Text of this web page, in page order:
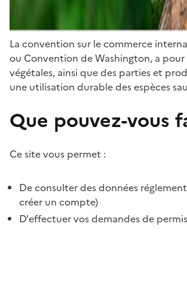
La convention sur le commerce
ou Convention de Washington, a
végétales, ainsi que des parties et
une utilisation durable des espèces
Que pouvez-vous
Ce site vous permet :
De consulter des données
créer un compte)
D'effectuer vos demandes de